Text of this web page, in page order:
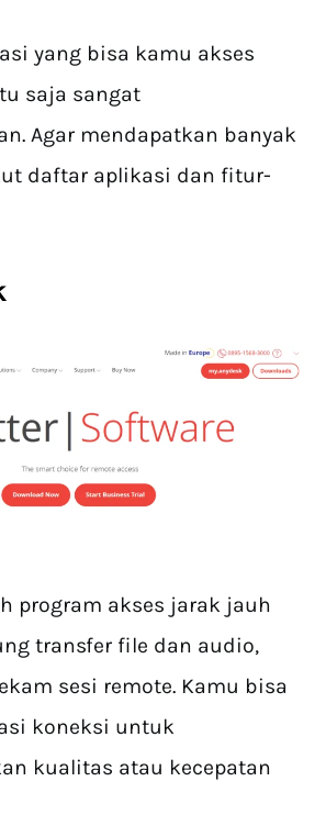
yang bisa kamu akses
saja sangat
Agar mendapatkan banyak
daftar aplikasi dan fitur-
program akses jarak jauh
transfer file dan audio,
sesi remote. Kamu bisa
koneksi untuk
kualitas atau kecepatan